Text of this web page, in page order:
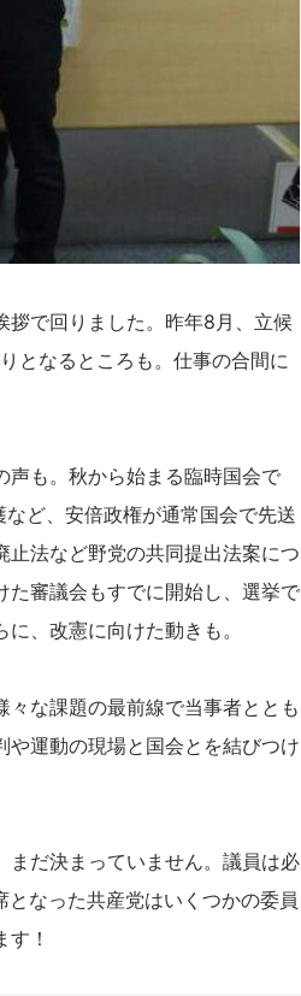
拶で回りました。昨年8月、立候
となるところも。仕事の合間に
声も。秋から始まる臨時国会で
ど、安倍政権が通常国会で先送
止法など野党の共同提出法案につ
た審議会もすでに開始し、選挙で
、改憲に向けた動きも。
な課題の最前線で当事者ととも
運動の現場と国会とを結びつけ
まだ決まっていません。議員は必
なった共産党はいくつかの委員
！